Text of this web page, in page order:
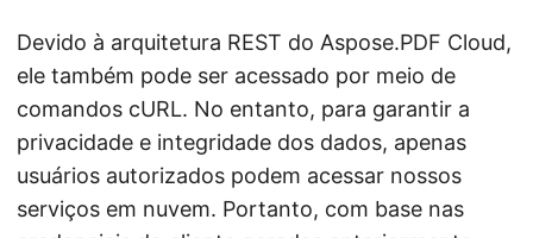
Devido à arquitetura REST do Aspose.PDF Cloud,
ele também pode ser acessado por meio de
comandos cURL. No entanto, para garantir a
privacidade e integridade dos dados, apenas
usuários autorizados podem acessar nossos
serviços em nuvem. Portanto, com base nas